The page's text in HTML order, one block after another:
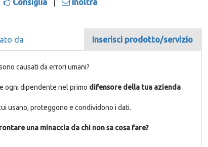
da Inserisci prodotto/servizio
causati da errori umani?
ogni dipendente nel primo difensore della tua azienda.
usano, proteggono e condividono i dati.
una minaccia da chi non sa cosa fare?